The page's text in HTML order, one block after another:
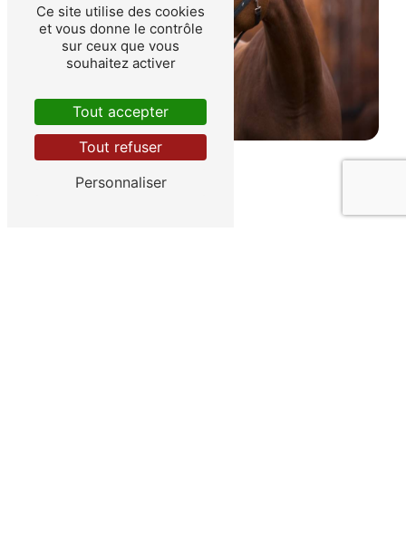
Ce site utilise des cookies
et vous donne le contrôle
sur ceux que vous
souhaitez activer
Tout accepter
Tout refuser
Personnaliser